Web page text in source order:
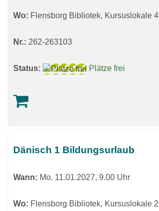
Wo: Flensborg Bibliotek, Kursuslokale 4
Nr.: 262-263103
Status: Plätze frei
Dänisch 1 Bildungsurlaub
Wann: Mo. 11.01.2027, 9.00 Uhr
Wo: Flensborg Bibliotek, Kursuslokale 2